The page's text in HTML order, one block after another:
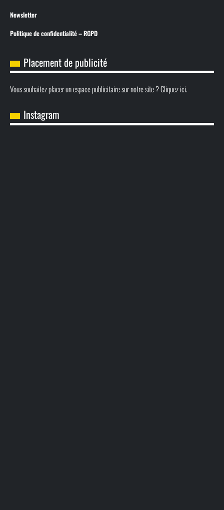
Newsletter
Politique de confidentialité – RGPD
Placement de publicité
Vous souhaitez placer un espace publicitaire sur notre site ? Cliquez ici.
Instagram